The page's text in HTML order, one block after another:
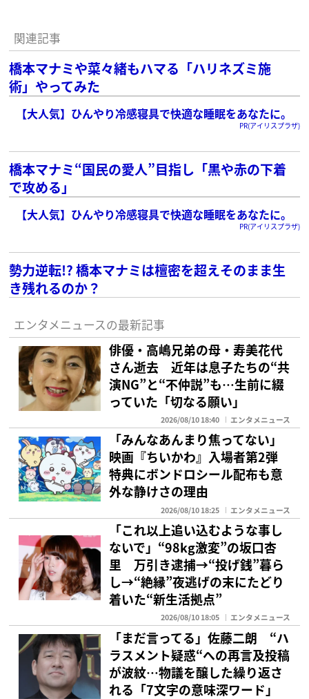
関連記事
橋本マナミや菜々緒もハマる「ハリネズミ施
術」やってみた
【大人気】ひんやり冷感寝具で快適な睡眠をあなたに。
PR(アイリスプラザ)
橋本マナミ“国民の愛人”目指し「黒や赤の下着
で攻める」
【大人気】ひんやり冷感寝具で快適な睡眠をあなたに。
PR(アイリスプラザ)
勢力逆転!? 橋本マナミは檀密を超えそのまま生
き残れるのか？
エンタメニュースの最新記事
俳優・高嶋兄弟の母・寿美花代
さん逝去 近年は息子たちの“共
演NG”と“不仲説”も…生前に綴
っていた「切なる願い」
2026/08/10 18:40 エンタメニュース
「みんなあんまり焦ってない」
映画『ちいかわ』入場者第2弾
特典にボンドロシール配布も意
外な静けさの理由
2026/08/10 18:25 エンタメニュース
「これ以上追い込むような事し
ないで」“98kg激変”の坂口杏
里 万引き逮捕→“投げ銭”暮ら
し→“絶縁”夜逃げの末にたどり
着いた“新生活拠点”
2026/08/10 18:05 エンタメニュース
「まだ言ってる」佐藤二朗 “ハ
ラスメント疑惑“への再言及投稿
が波紋…物議を醸した繰り返さ
れる「7文字の意味深ワード」